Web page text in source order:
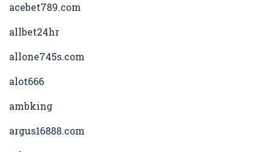
acebet789.com
allbet24hr
allone745s.com
alot666
ambking
argus16888.com